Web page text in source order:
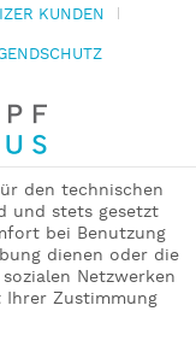
KUNDEN
den technischen
und stets gesetzt
bei Benutzung
dienen oder die
Netzwerken
Zustimmung